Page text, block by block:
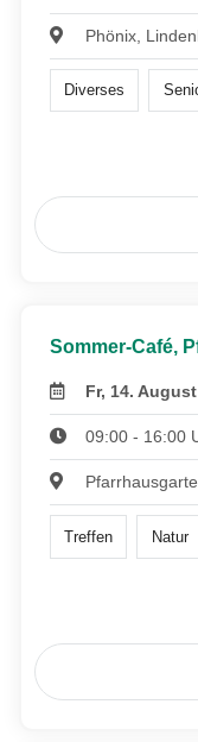
Phönix,
Diverses
Sommer-Café,
Fr, 14.
09:00 - 16:00
Treffen Natur